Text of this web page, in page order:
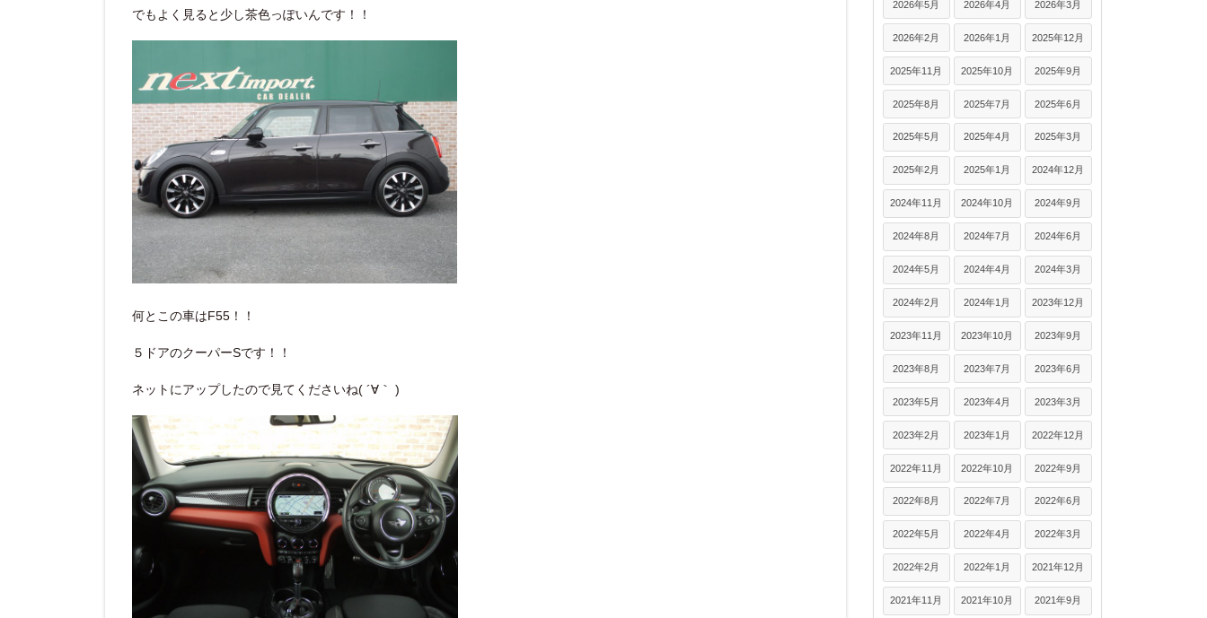
でもよく見ると少し茶色っぽいんです！！
何とこの車はF55！！
５ドアのクーパーSです！！
ネットにアップしたので見てくださいね( ´∀｀ )
2026年5月 2026年4月 2026年3月
2026年2月 2026年1月 2025年12月
2025年11月 2025年10月 2025年9月
2025年8月 2025年7月 2025年6月
2025年5月 2025年4月 2025年3月
2025年2月 2025年1月 2024年12月
2024年11月 2024年10月 2024年9月
2024年8月 2024年7月 2024年6月
2024年5月 2024年4月 2024年3月
2024年2月 2024年1月 2023年12月
2023年11月 2023年10月 2023年9月
2023年8月 2023年7月 2023年6月
2023年5月 2023年4月 2023年3月
2023年2月 2023年1月 2022年12月
2022年11月 2022年10月 2022年9月
2022年8月 2022年7月 2022年6月
2022年5月 2022年4月 2022年3月
2022年2月 2022年1月 2021年12月
2021年11月 2021年10月 2021年9月